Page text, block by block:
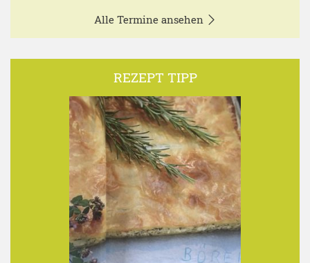
Alle Termine ansehen
REZEPT TIPP